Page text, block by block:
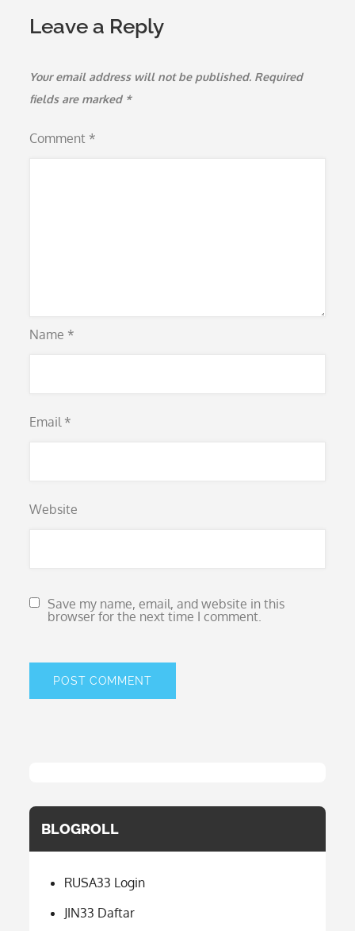
Leave a Reply
Your email address will not be published. Required
fields are marked *
Comment *
Name *
Email *
Website
Save my name, email, and website in this
browser for the next time I comment.
BLOGROLL
RUSA33 Login
JIN33 Daftar